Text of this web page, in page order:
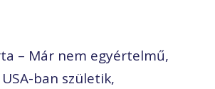
– Már nem egyértelmű,
ban születik,